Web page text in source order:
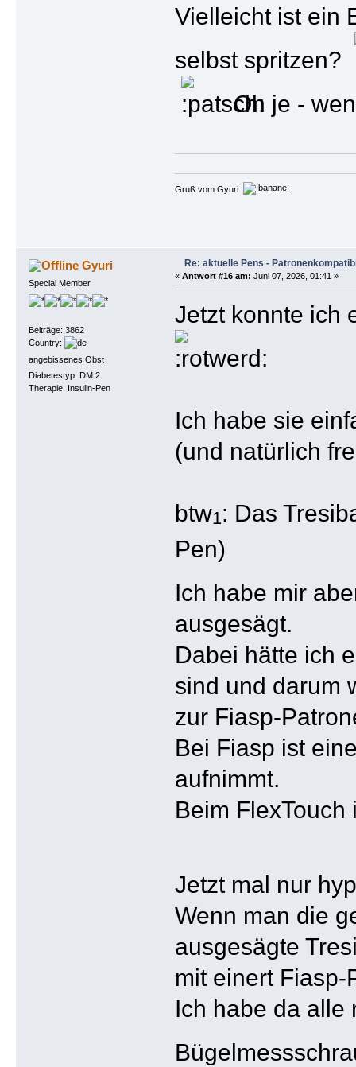
Vielleicht ist ein
selbst spritzen?
Oh je -
Gruß vom Gyuri
Gyuri
Special Member
Beiträge: 3862
Country:
angebissenes Obst
Diabetestyp: DM 2
Therapie: Insulin-Pen
Re: aktuelle Pens -
« Antwort #16 am: Juni 07, 2026, 01:41 »
Jetzt konnte ich
Ich habe sie
(und natürlich
btw1: Das
Pen)
Ich habe mir
ausgesägt.
Dabei hätte ich
sind und darum
zur Fiasp-
Bei Fiasp ist
aufnimmt.
Beim
Jetzt mal nur
Wenn man die
ausgesägte
mit einert Fiasp-
Ich habe da alle